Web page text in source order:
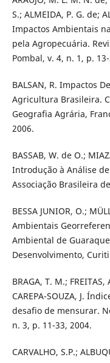
S.; ALMEIDA, P. G. de;
Impactos Ambientais
pela Agropecuária.
Pombal, v. 4, n. 1, p.
BALSAN, R. Impactos
Agricultura Brasileira.
Geografia Agrária,
2006.
BASSAB, W. de O.;
Introdução à Análise
Associação Brasileira
BESSA JUNIOR, O.;
Ambientais
Ambiental de
Desenvolvimento,
BRAGA, T. M.;
CAREPA-SOUZA, J.
desafio de mensurar.
n. 3, p. 11-33, 2004.
CARVALHO, S.P.;